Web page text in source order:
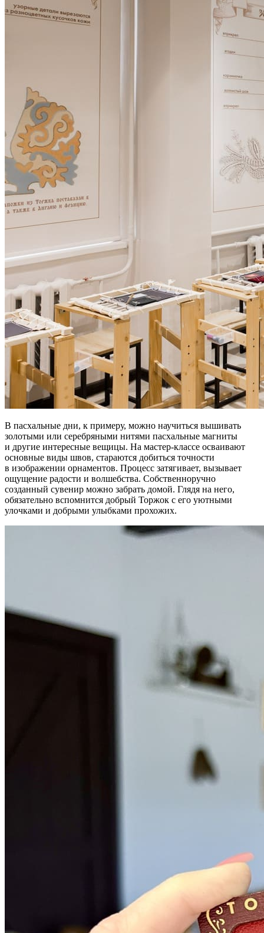
В пасхальные дни, к примеру, можно научиться вышивать
золотыми или серебряными нитями пасхальные магниты
и другие интересные вещицы. На мастер-классе осваивают
основные виды швов, стараются добиться точности
в изображении орнаментов. Процесс затягивает, вызывает
ощущение радости и волшебства. Собственноручно
созданный сувенир можно забрать домой. Глядя на него,
обязательно вспомнится добрый Торжок с его уютными
улочками и добрыми улыбками прохожих.